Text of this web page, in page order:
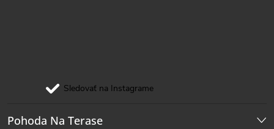
Sledovať na Instagrame
Pohoda Na Terase